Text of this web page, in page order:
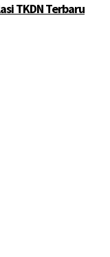
TKDN Terbaru